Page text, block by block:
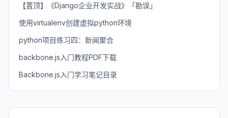
【置顶】《Django企业开发实战》「勘误」
使用virtualenv创建虚拟python环境
python项目练习四：新闻聚合
backbone.js入门教程PDF下载
Backbone.js入门学习笔记目录